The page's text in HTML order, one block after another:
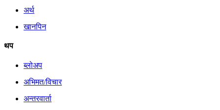
अर्थ
खानपिन
थप
ब्लोअप
अभिमत/विचार
अन्तरवार्ता